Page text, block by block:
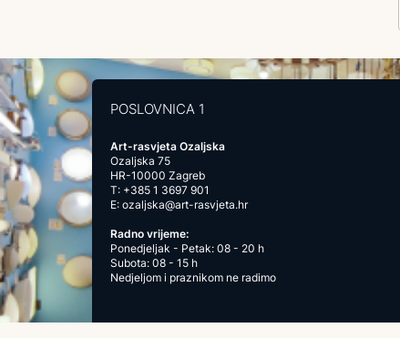
POSLOVNICA 1
Art-rasvjeta Ozaljska
Ozaljska 75
HR-10000 Zagreb
T: +385 1 3697 901
E: ozaljska@art-rasvjeta.hr
Radno vrijeme:
Ponedjeljak - Petak: 08 - 20 h
Subota: 08 - 15 h
Nedjeljom i praznikom ne radimo